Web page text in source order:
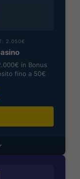
2.050€
in Bonus
fino a 50€